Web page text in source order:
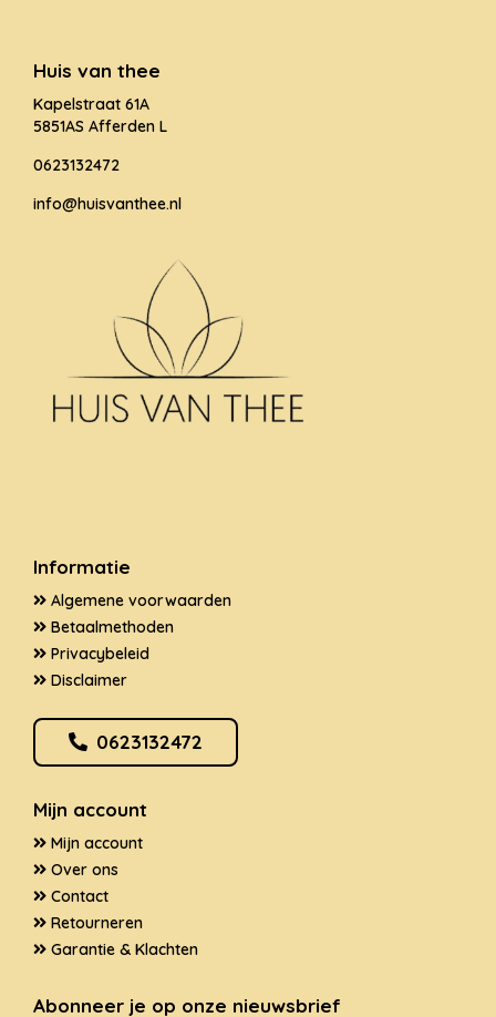
Huis van thee
Kapelstraat 61A
5851AS Afferden L
0623132472
info@huisvanthee.nl
Informatie
Algemene voorwaarden
Betaalmethoden
Privacybeleid
Disclaimer
0623132472
Mijn account
Mijn account
Over ons
Contact
Retourneren
Garantie & Klachten
Abonneer je op onze nieuwsbrief